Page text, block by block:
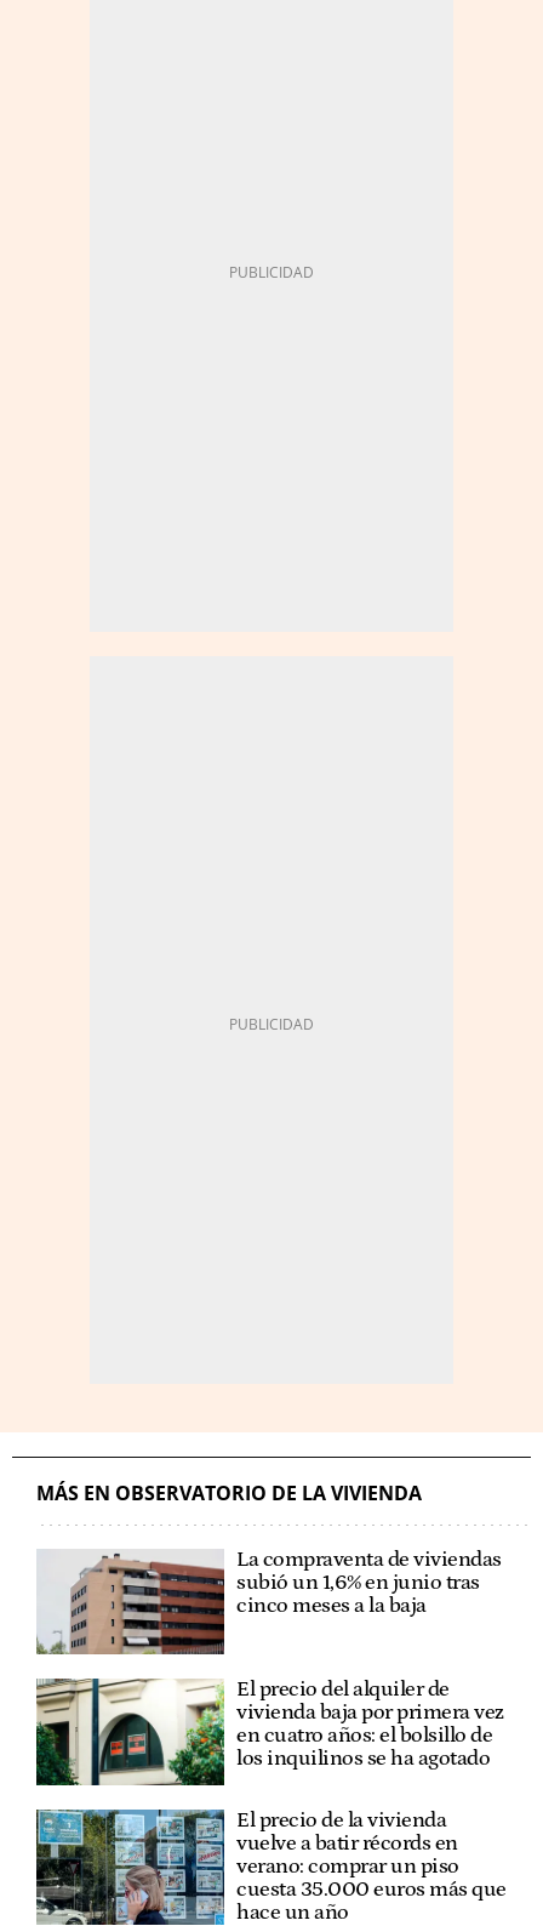
MÁS EN OBSERVATORIO DE LA VIVIENDA
La compraventa de viviendas
subió un 1,6% en junio tras
cinco meses a la baja
El precio del alquiler de
vivienda baja por primera vez
en cuatro años: el bolsillo de
los inquilinos se ha agotado
El precio de la vivienda
vuelve a batir récords en
verano: comprar un piso
cuesta 35.000 euros más que
hace un año